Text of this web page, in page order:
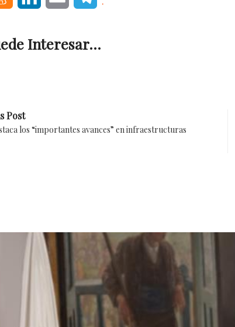
Interesar...
Post
los “importantes avances” en infraestructuras